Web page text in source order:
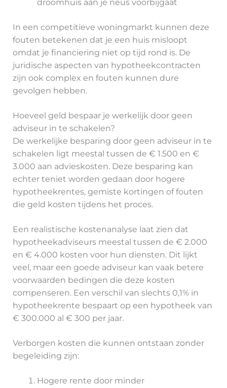
droomhuis aan je neus voorbijgaat
In een competitieve woningmarkt kunnen deze
fouten betekenen dat je een huis misloopt
omdat je financiering niet op tijd rond is. De
juridische aspecten van hypotheekcontracten
zijn ook complex en fouten kunnen dure
gevolgen hebben.
Hoeveel geld bespaar je werkelijk door geen
adviseur in te schakelen?
De werkelijke besparing door geen adviseur in te
schakelen ligt meestal tussen de € 1.500 en €
3.000 aan advieskosten. Deze besparing kan
echter teniet worden gedaan door hogere
hypotheekrentes, gemiste kortingen of fouten
die geld kosten tijdens het proces.
Een realistische kostenanalyse laat zien dat
hypotheekadviseurs meestal tussen de € 2.000
en € 4.000 kosten voor hun diensten. Dit lijkt
veel, maar een goede adviseur kan vaak betere
voorwaarden bedingen die deze kosten
compenseren. Een verschil van slechts 0,1% in
hypotheekrente bespaart op een hypotheek van
€ 300.000 al € 300 per jaar.
Verborgen kosten die kunnen ontstaan zonder
begeleiding zijn:
Hogere rente door minder